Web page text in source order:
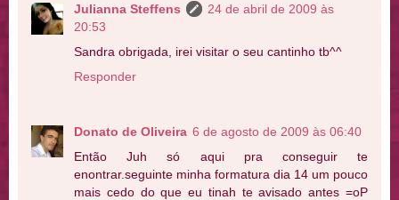
Julianna Steffens
24 de abril de 2009 às
20:53
Sandra obrigada, irei visitar o seu cantinho tb^^
Responder
Donato de Oliveira 6 de agosto de 2009 às 06:40
Então Juh só aqui pra conseguir te
enontrar.seguinte minha formatura dia 14 um pouco
mais cedo do que eu tinah te avisado antes =oP